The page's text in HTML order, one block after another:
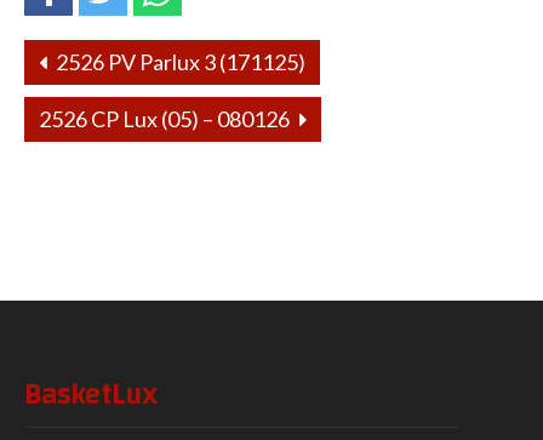
2526 PV Parlux 3 (171125)
2526 CP Lux (05) – 080126
BasketLux